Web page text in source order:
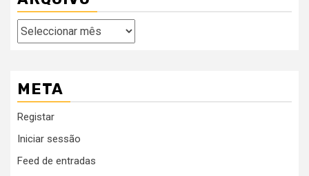
Arquivo
META
Registar
Iniciar sessão
Feed de entradas